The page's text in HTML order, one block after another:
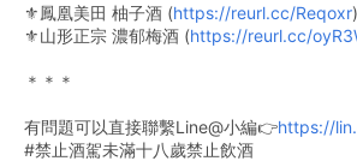
⚜鳳凰美田 柚子酒 (https://reurl.cc/Reqoxr)
⚜山形正宗 濃郁梅酒 (https://reurl.cc/
＊＊＊
有問題可以直接聯繫Line@小編👉https://
#禁止酒駕未滿十八歲禁止飲酒